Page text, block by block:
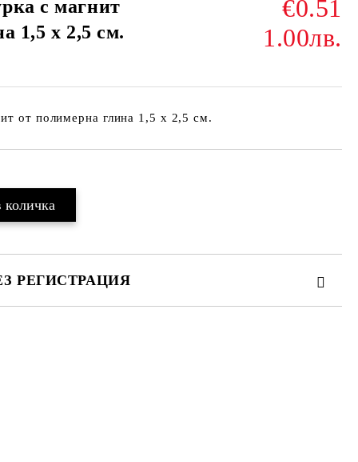
с магнит
1,5 х 2,5 см.
€0.51
1.00лв.
от полимерна глина 1,5 х 2,5 см.
РЕГИСТРАЦИЯ